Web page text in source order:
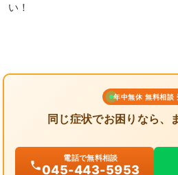
い！
年中無休 無料相談
同じ症状でお困りなら、
電話で無料相談
045-443-5953